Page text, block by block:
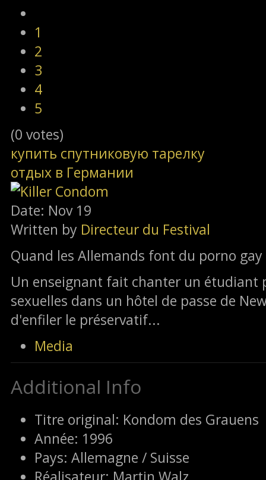
1
2
3
4
5
(0 votes)
купить спутниковую тарелку
отдых в Германии
Date: Nov 19
Written by Directeur du Festival
Quand les Allemands font du porno gay
Un enseignant fait chanter un étudiant
sexuelles dans un hôtel de passe de
d'enfiler le préservatif...
Media
Additional Info
Titre original: Kondom des Grauens
Année: 1996
Pays: Allemagne / Suisse